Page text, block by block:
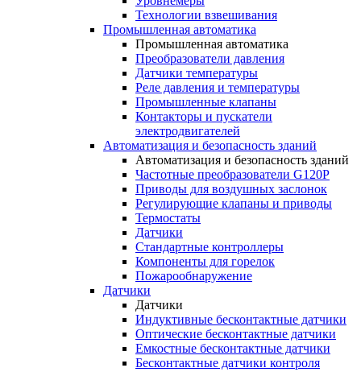
Технологии взвешивания
Промышленная автоматика
Промышленная автоматика
Преобразователи давления
Датчики температуры
Реле давления и температуры
Промышленные клапаны
Контакторы и пускатели
электродвигателей
Автоматизация и безопасность зданий
Автоматизация и безопасность зданий
Частотные преобразователи G120P
Приводы для воздушных заслонок
Регулирующие клапаны и приводы
Термостаты
Датчики
Стандартные контроллеры
Компоненты для горелок
Пожарообнаружение
Датчики
Датчики
Индуктивные бесконтактные датчики
Оптические бесконтактные датчики
Емкостные бесконтактные датчики
Бесконтактные датчики контроля